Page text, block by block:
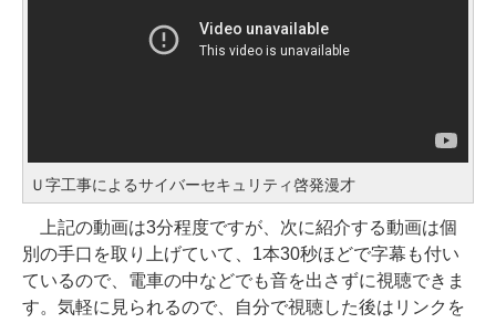
Ｕ字工事によるサイバーセキュリティ啓発漫才
上記の動画は3分程度ですが、次に紹介する動画は個
別の手口を取り上げていて、1本30秒ほどで字幕も付い
ているので、電車の中などでも音を出さずに視聴できま
す。気軽に見られるので、自分で視聴した後はリンクを